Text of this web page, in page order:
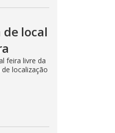
de local
feira livre da
localização